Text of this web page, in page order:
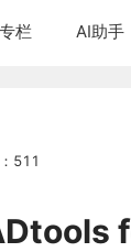
专栏 AI助手
511